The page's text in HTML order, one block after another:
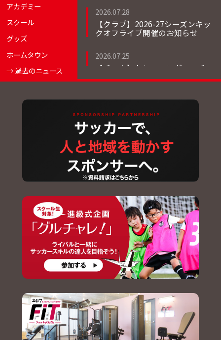
アカデミー
スクール
グッズ
ホームタウン
→ 過去のニュース
2026.07.28
【クラブ】2026-27シーズンキッ
クオフライブ開催のお知らせ
2026.07.25
【チーム】トレーニングマッチ
結果について
2026.07.24
【チケット】2026-27ホームゲー
ム(第28回日本フットボールリー
グ) シーズンパス・年間駐車場パ
ス販売のお知らせ
2026.07.24
【チケット】2026-27ホームゲー
ム席割およびチケット価格決定
2026.07.24
【チーム】森夲 空斗 選手 南葛
SCより完全移籍加入のお知らせ
2026.07.23
【チーム】7/25(土)トレーニン
グマッチ一般公開のお知らせ
2026.07.22
【イベント】盛岡さんさ踊り参
加のお知らせ